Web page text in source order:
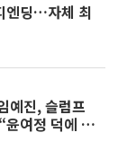
엔딩…자체 최
예진, 슬럼프
여정 덕에 극